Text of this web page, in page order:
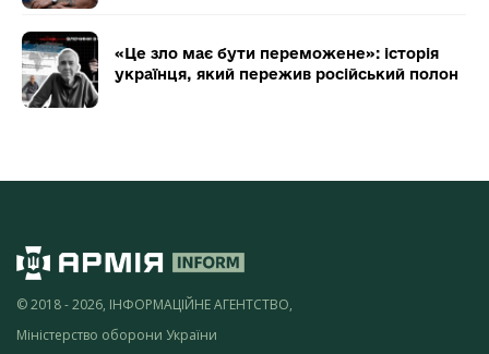
«Це зло має бути переможене»: історія
українця, який пережив російський полон
© 2018 - 2026, ІНФОРМАЦІЙНЕ АГЕНТСТВО,
Міністерство оборони України